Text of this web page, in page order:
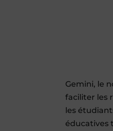
Gemini, le
faciliter les
les
éducatives